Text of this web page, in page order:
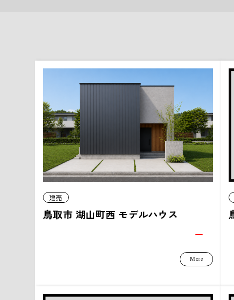
建売
鳥取市 湖山町西 モデルハウス
ー
More